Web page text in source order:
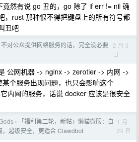
然有说 go 丑的，go 除了 if err != nil 确
，rust 那种恨不得把键盘上的所有符号都
丑吧
不对公众提供网络服务的话，完全没必要 2 月 3
日
公网机器 -> nginx -> zerotier -> 内网 ->
个服务出现问题，也只会影响这个
内网的服务，话说 docker 应该是很安全
›
「福利第二轮，新帖」懒猫微服：自
超级安全，更适合 Clawdbot
1 月
29 日